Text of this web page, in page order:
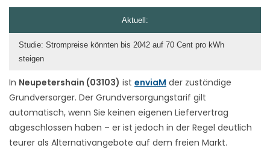
In Neupetershain (03103) ist enviaM der zuständige
Grundversorger. Der Grundversorgungstarif gilt
automatisch, wenn Sie keinen eigenen Liefervertrag
abgeschlossen haben – er ist jedoch in der Regel deutlich
teurer als Alternativangebote auf dem freien Markt.
Aktuell:
Studie: Strompreise könnten bis 2042 auf 70 Cent pro kWh
steigen